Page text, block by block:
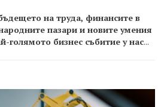
на труда, финансите в
пазари и новите умения
голямото бизнес събитие у нас...